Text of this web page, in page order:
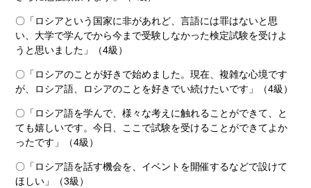
〇「ロシアという国家に非があれど、言語には罪はないと思
い、大学で学んでから今まで受験しなかった検定試験を受けよ
うと思いました」（4級）
〇「ロシアのことが好きで始めました。現在、複雑な心境です
が、ロシア語、ロシアのことを好きでい続けたいです」（4級）
〇「ロシア語を学んで、様々な考えに触れることができて、と
ても嬉しいです。今日、ここで試験を受けることができてよか
ったです」（4級）
〇「ロシア語を話す機会を、イベントを開催するなどで設けて
ほしい」（3級）